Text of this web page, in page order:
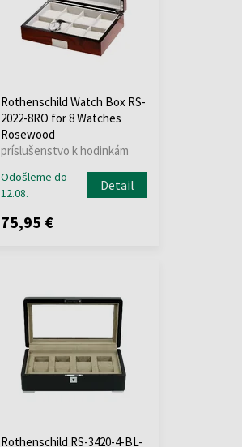
Rothenschild Watch Box RS-
2022-8RO for 8 Watches
Rosewood
príslušenstvo k hodinkám
Odošleme do
12.08.
Detail
75,95 €
Rothenschild RS-3420-4-BL-